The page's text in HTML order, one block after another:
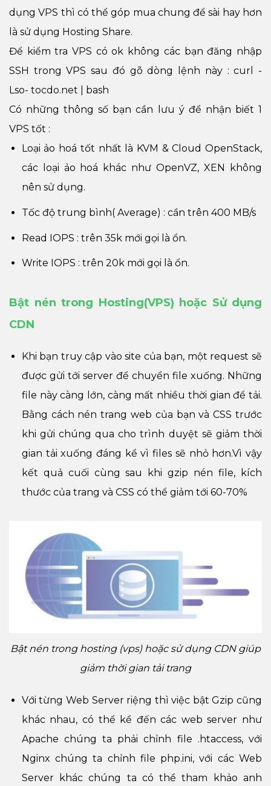
dụng VPS thì có thể góp mua chung để sài hay hơn
là sử dụng Hosting Share.
Để kiểm tra VPS có ok không các bạn đăng nhập
SSH trong VPS sau đó gõ dòng lệnh này : curl -
Lso- tocdo.net | bash
Có những thông số bạn cần lưu ý để nhận biết 1
VPS tốt :
Loại ảo hoá tốt nhất là KVM & Cloud OpenStack,
các loại ảo hoá khác như OpenVZ, XEN không
nên sử dụng.
Tốc độ trung bình( Average) : cần trên 400 MB/s
Read IOPS : trên 35k mới gọi là ổn.
Write IOPS : trên 20k mới gọi là ổn.
Bật nén trong Hosting(VPS) hoặc Sử dụng
CDN
Khi bạn truy cập vào site của bạn, một request sẽ
được gửi tới server để chuyển file xuống. Những
file này càng lớn, càng mất nhiều thời gian để tải.
Bằng cách nén trang web của bạn và CSS trước
khi gửi chúng qua cho trình duyệt sẽ giảm thời
gian tải xuống đáng kể vì files sẽ nhỏ hơn.Vì vậy
kết quả cuối cùng sau khi gzip nén file, kích
thước của trang và CSS có thể giảm tới 60-70%
Bật nén trong hosting (vps) hoặc sử dụng CDN giúp
giảm thời gian tải trang
Với từng Web Server riệng thì việc bật Gzip cũng
khác nhau, có thể kể đến các web server như
Apache chúng ta phải chỉnh file .htaccess, với
Nginx chúng ta chỉnh file php.ini, với các Web
Server khác chúng ta có thể tham khảo anh